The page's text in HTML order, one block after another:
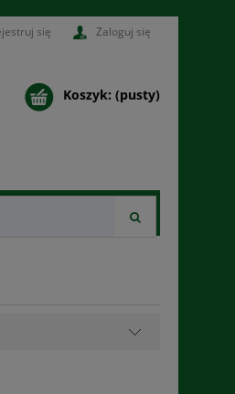
się Zaloguj się
Koszyk: (pusty)